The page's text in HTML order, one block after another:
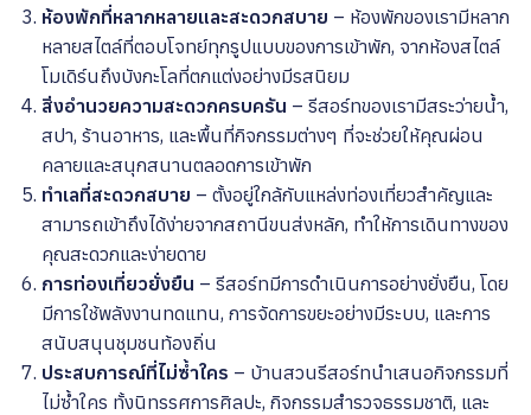
ห้องพักที่หลากหลายและสะดวกสบาย – ห้องพักของเรามีหลาก
หลายสไตล์ที่ตอบโจทย์ทุกรูปแบบของการเข้าพัก, จากห้องสไตล์
โมเดิร์นถึงบังกะโลที่ตกแต่งอย่างมีรสนิยม
สิ่งอำนวยความสะดวกครบครัน – รีสอร์ทของเรามีสระว่ายน้ำ,
สปา, ร้านอาหาร, และพื้นที่กิจกรรมต่างๆ ที่จะช่วยให้คุณผ่อน
คลายและสนุกสนานตลอดการเข้าพัก
ทำเลที่สะดวกสบาย – ตั้งอยู่ใกล้กับแหล่งท่องเที่ยวสำคัญและ
สามารถเข้าถึงได้ง่ายจากสถานีขนส่งหลัก, ทำให้การเดินทางของ
คุณสะดวกและง่ายดาย
การท่องเที่ยวยั่งยืน – รีสอร์ทมีการดำเนินการอย่างยั่งยืน, โดย
มีการใช้พลังงานทดแทน, การจัดการขยะอย่างมีระบบ, และการ
สนับสนุนชุมชนท้องถิ่น
ประสบการณ์ที่ไม่ซ้ำใคร – บ้านสวนรีสอร์ทนำเสนอกิจกรรมที่
ไม่ซ้ำใคร ทั้งนิทรรศการศิลปะ, กิจกรรมสำรวจธรรมชาติ, และ